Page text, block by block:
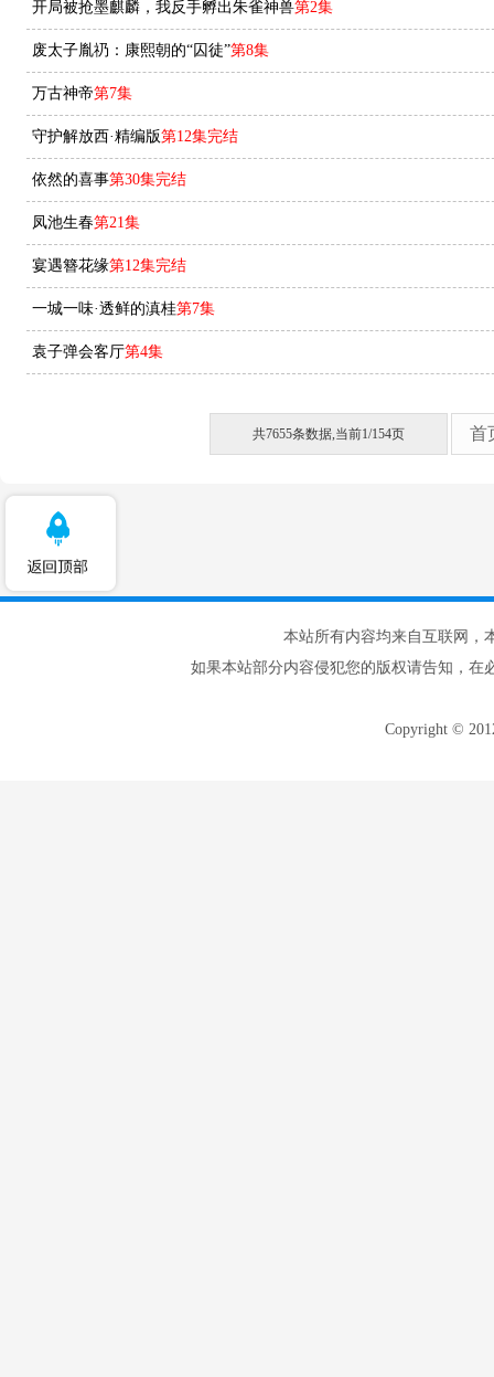
开局被抢墨麒麟，我反手孵出朱雀神兽第2集
废太子胤礽：康熙朝的“囚徒”第8集
万古神帝第7集
守护解放西·精编版第12集完结
依然的喜事第30集完结
凤池生春第21集
宴遇簪花缘第12集完结
一城一味·透鲜的滇桂第7集
袁子弹会客厅第4集
共7655条数据,当前1/154页 首
本站所有内容均来自互联网，
如果本站部分内容侵犯您的版权请告知，在
Copyright ©